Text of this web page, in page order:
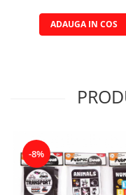
ADAUGA IN COS
-8%